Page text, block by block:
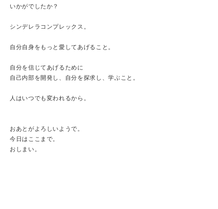
いかがでしたか？
シンデレラコンプレックス。
自分自身をもっと愛してあげること。
自分を信じてあげるために
自己内部を開発し、自分を探求し、学ぶこと。
人はいつでも変われるから。
おあとがよろしいようで。
今日はここまで。
おしまい。